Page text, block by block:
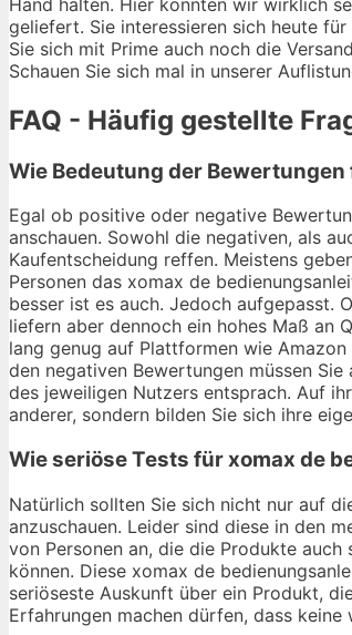
geliefert. Sie interessieren sich heute für
Sie sich mit Prime auch noch die
Schauen Sie sich mal in unserer
FAQ - Häufig gestellte
Wie Bedeutung der
Egal ob positive oder negative
anschauen. Sowohl die negativen, als
Kaufentscheidung reffen. Meistens
Personen das xomax de
besser ist es auch. Jedoch aufgepasst.
liefern aber dennoch ein hohes Maß an
lang genug auf Plattformen wie
den negativen Bewertungen müssen
des jeweiligen Nutzers entsprach. Auf
anderer, sondern bilden Sie sich ihre
Wie seriöse Tests für xomax de
Natürlich sollten Sie sich nicht nur auf
anzuschauen. Leider sind diese in den
von Personen an, die die Produkte
können. Diese xomax de
seriöseste Auskunft über ein Produkt,
Erfahrungen machen dürfen, dass